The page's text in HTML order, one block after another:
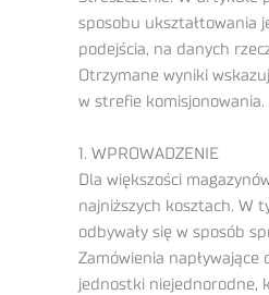
sposobu ukształtowania
podejścia, na danych
Otrzymane wyniki
w strefie komisjonowania.
1. WPROWADZENIE
Dla większości
najniższych kosztach. W
odbywały się w sposób
Zamówienia
jednostki niejednorodne,